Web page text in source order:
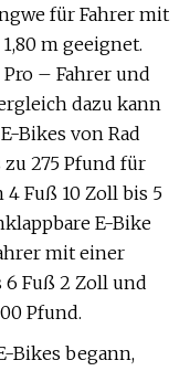
für Fahrer mit
m geeignet.
– Fahrer und
dazu kann
Bikes von Rad
zu 275 Pfund für
Fuß 10 Zoll bis 5
E-Bike
mit einer
6 Fuß 2 Zoll und
Pfund.
Bikes begann,